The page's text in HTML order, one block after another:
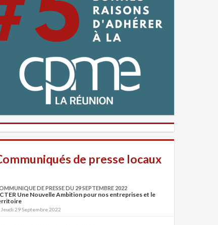
de presse locaux
DE PRESSE DU 29 SEPTEMBRE 2022
Une Nouvelle Ambition pour nos entreprises et le
Jeudi 29 Septembre 2022